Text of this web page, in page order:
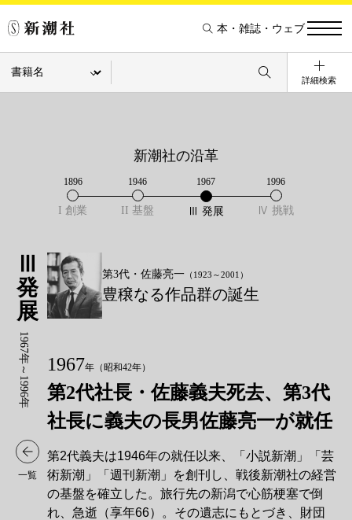
本・雑誌・ウェブ
詳細検索
新潮社の沿革
1896
I 創業
1946
II 基盤
1967
Ⅲ 発展
1996
Ⅳ 挑戦
発
展
1967年～1996年
一覧
第3代・佐藤亮一 （1923～2001）
豊穣なる作品群の誕生
1967年 （昭和42年）
第2代社長・佐藤義夫死去、第3代
社長に義夫の長男佐藤亮一が就任
第2代義夫は1946年の就任以来、「小説新潮」「芸
術新潮」「週刊新潮」を創刊し、戦後新潮社の経営
の基盤を確立した。旅行先の新潟で心筋梗塞で倒
れ、急逝（享年66）。その遺志にもとづき、財団